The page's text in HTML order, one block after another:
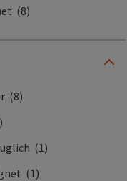
(8)
(8)
(1)
(1)